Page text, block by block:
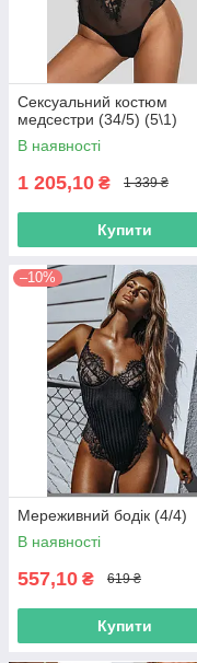
Сексуальний костюм
медсестри (34/5) (5\1)
В наявності
1 205,10 ₴ 1 339 ₴
Купити
–10%
Мереживний бодік (4/4)
В наявності
557,10 ₴ 619 ₴
Купити